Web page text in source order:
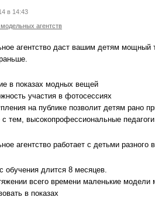
в 14:43
агентств
агентство даст вашим детям мощный
в показах модных вещей
участия в фотосессиях
на публике позволит детям рано
тем, высокопрофессиональные
агентство работает с детьми разного
обучения длится 8 месяцев.
всего времени маленькие модели
в показах